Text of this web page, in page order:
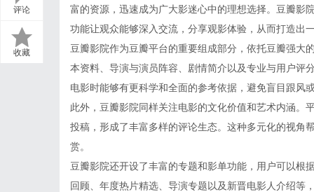
评论
收藏
富的资源，迅速成为广大影迷心中的理想选择。豆瓣影
功能让观众能够深入交流，分享观影体验，从而打造出
豆瓣影院作为豆瓣平台的重要组成部分，依托豆瓣强大
本资料、导演与演员阵容、剧情简介以及专业与用户评
电影时能够有更科学和全面的参考依据，避免盲目跟风
此外，豆瓣影院同样关注电影的文化价值和艺术内涵。
投稿，形成了丰富多样的评论生态。这种多元化的视角
赏。
豆瓣影院还开设了丰富的专题和影单功能，用户可以根
回顾、年度热片精选、导演专题以及新晋电影人介绍等